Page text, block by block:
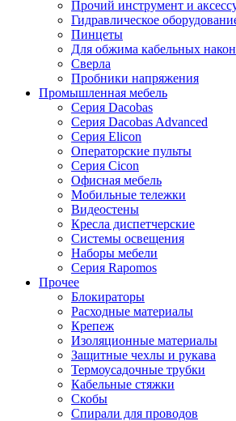
Прочий инструмент и
Гидравлическое
Пинцеты
Для обжима кабельных
Сверла
Пробники напряжения
Промышленная мебель
Серия Dacobas
Серия Dacobas Advanced
Серия Elicon
Операторские пульты
Серия Cicon
Офисная мебель
Мобильные тележки
Видеостены
Кресла диспетчерские
Системы освещения
Наборы мебели
Серия Rapomos
Прочее
Блокираторы
Расходные материалы
Крепеж
Изоляционные материалы
Защитные чехлы и рукава
Термоусадочные трубки
Кабельные стяжки
Скобы
Спирали для проводов